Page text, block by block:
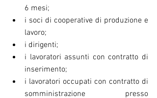
6 mesi;
i soci di cooperative di produzione e
lavoro;
i dirigenti;
i lavoratori assunti con contratto di
inserimento;
i lavoratori occupati con contratto di
somministrazione presso